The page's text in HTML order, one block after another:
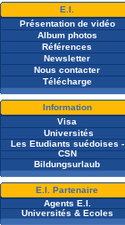
E.I.
Présentation de vidéo
Album photos
Références
Newsletter
Nous contacter
Télécharge
Information
Visa
Universités
Les Etudiants suédoises -
CSN
Bildungsurlaub
E.I. Partenaire
Agents E.I.
Universités & Ecoles